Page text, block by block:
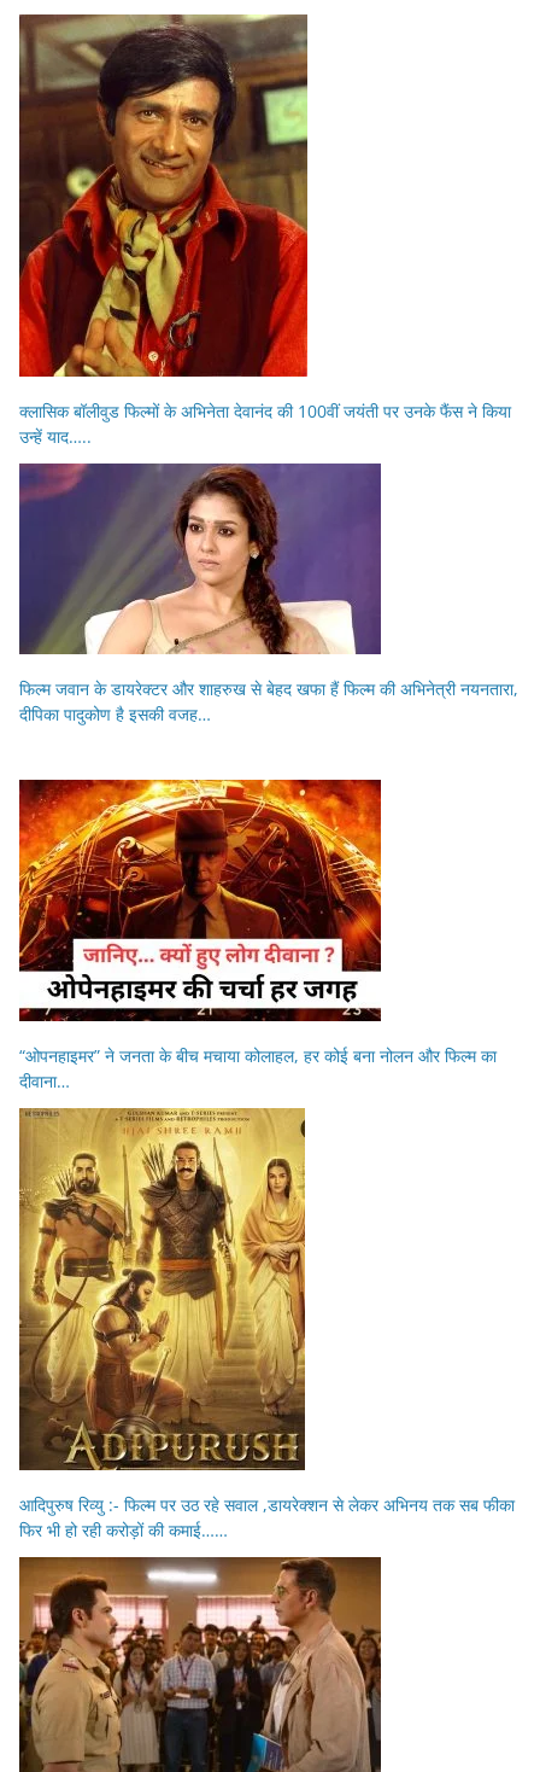
क्लासिक बॉलीवुड फिल्मों के अभिनेता देवानंद की 100वीं जयंती पर उनके फैंस ने किया
उन्हें याद…..
फिल्म जवान के डायरेक्टर और शाहरुख से बेहद खफा हैं फिल्म की अभिनेत्री नयनतारा,
दीपिका पादुकोण है इसकी वजह…
“ओपनहाइमर” ने जनता के बीच मचाया कोलाहल, हर कोई बना नोलन और फिल्म का
दीवाना…
आदिपुरुष रिव्यु :- फिल्म पर उठ रहे सवाल ,डायरेक्शन से लेकर अभिनय तक सब फीका
फिर भी हो रही करोड़ों की कमाई……